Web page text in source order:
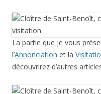
La partie que je vous
l’Annonciation et la
découvrirez d’autres